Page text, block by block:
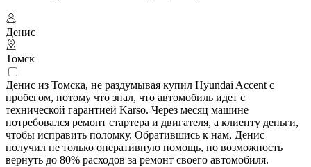
Денис
Томск
Денис из Томска, не раздумывая купил Hyundai Accent с
пробегом, потому что знал, что автомобиль идет с
технической гарантией Karso. Через месяц машине
потребовался ремонт стартера и двигателя, а клиенту деньги,
чтобы исправить поломку. Обратившись к нам, Денис
получил не только оперативную помощь, но возможность
вернуть до 80% расходов за ремонт своего автомобиля.